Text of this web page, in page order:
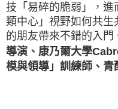
技「易碎的脆弱」，進
類中心」視野如何共
的朋友帶來不錯的入門
導演、康乃爾大學
模與領導」訓練師、